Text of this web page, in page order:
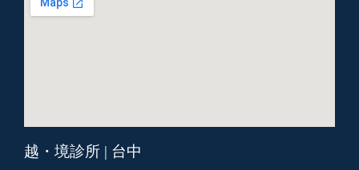
越・境診所 | 台中